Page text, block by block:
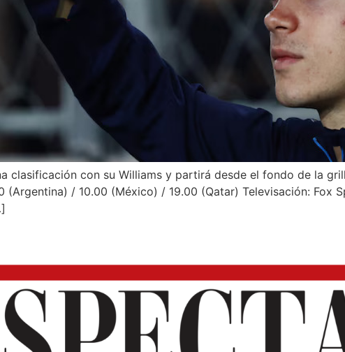
clasificación con su Williams y partirá desde el fondo de la
(Argentina) / 10.00 (México) / 19.00 (Qatar) Televisación: Fox